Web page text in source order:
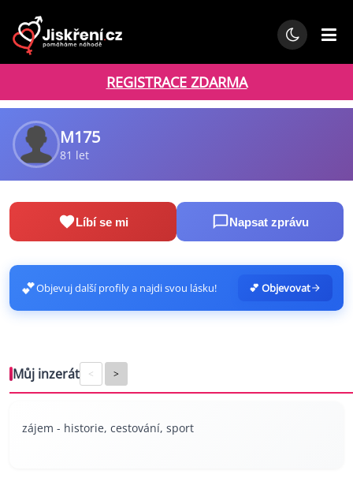
REGISTRACE ZDARMA
M175
81 let
Líbí se mi Napsat zprávu
💕Objevuj další profily a najdi svou lásku! 💕 Objevovat
Můj inzerát < >
zájem - historie, cestování, sport